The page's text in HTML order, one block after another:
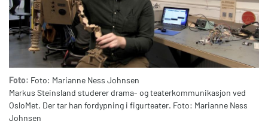
Foto: Foto: Marianne Ness Johnsen
Markus Steinsland studerer drama- og teaterkommunikasjon ved
OsloMet. Der tar han fordypning i figurteater. Foto: Marianne Ness
Johnsen